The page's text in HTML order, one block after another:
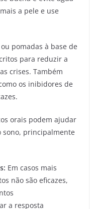
a pele e use
pomadas à base de
para reduzir a
crises. Também
os inibidores de
orais podem ajudar
sono, principalmente
Em casos mais
não são eficazes,
a resposta